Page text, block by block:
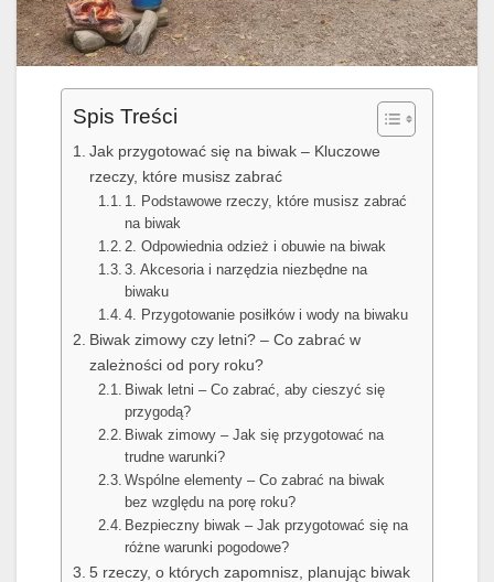
Spis Treści
Jak przygotować się na biwak – Kluczowe
rzeczy, które musisz zabrać
1. Podstawowe rzeczy, które musisz zabrać
na biwak
2. Odpowiednia odzież i obuwie na biwak
3. Akcesoria i narzędzia niezbędne na
biwaku
4. Przygotowanie posiłków i wody na biwaku
Biwak zimowy czy letni? – Co zabrać w
zależności od pory roku?
Biwak letni – Co zabrać, aby cieszyć się
przygodą?
Biwak zimowy – Jak się przygotować na
trudne warunki?
Wspólne elementy – Co zabrać na biwak
bez względu na porę roku?
Bezpieczny biwak – Jak przygotować się na
różne warunki pogodowe?
5 rzeczy, o których zapomnisz, planując biwak